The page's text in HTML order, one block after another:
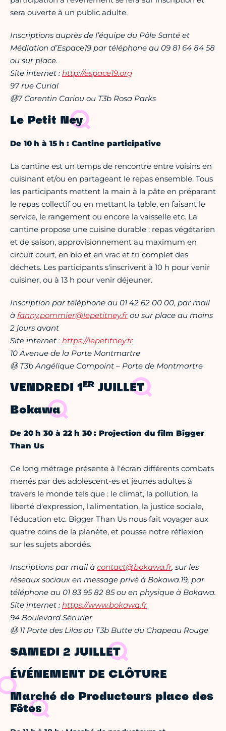
sera ouverte à un public adulte.
Inscriptions auprès de l’équipe du Pôle Santé et
Médiation d’Espace19 par téléphone au 09 81 64 84 58
ou sur place.
Site internet : http://espace19.org
97 rue Curial
Ⓜ7 Corentin Cariou ou T3b Rosa Parks
Le Petit Ney
De 10 h à 15 h : Cantine participative
La cantine est un temps de rencontre entre voisins en
cuisinant et/ou en partageant le repas ensemble. Tous
les participants mettent la main à la pâte en préparant
le repas collectif ou en mettant la table, en faisant le
service, le rangement ou encore la vaisselle etc. La
cantine propose une cuisine durable : repas végétarien
et de saison, approvisionnement au maximum en
circuit court, en bio et en vrac et tri complet des
déchets. Les participants s'inscrivent à 10 h pour venir
cuisiner, ou à 13 h pour venir déjeuner.
Inscription par téléphone au 01 42 62 00 00, par mail
à fanny.pommier@lepetitney.frou sur place au moins
2 jours avant
Site internet : https://lepetitney.fr
10 Avenue de la Porte Montmartre
Ⓜ T3b Angélique Compoint – Porte de Montmartre
VENDREDI 1 ER JUILLET
Bokawa
De 20 h 30 à 22 h 30 : Projection du film Bigger
Than Us
Ce long métrage présente à l'écran différents combats
menés par des adolescent-es et jeunes adultes à
travers le monde tels que : le climat, la pollution, la
liberté d'expression, l'alimentation, la justice sociale,
l'éducation etc. Bigger Than Us nous fait voyager aux
quatre coins de la planète, et pousse notre réflexion
sur les sujets abordés.
Inscriptions par mail à contact@bokawa.fr, sur les
réseaux sociaux en message privé à Bokawa.19, par
téléphone au 01 83 95 82 85 ou en physique à Bokawa.
Site internet : https://www.bokawa.fr
94 Boulevard Sérurier
Ⓜ 11 Porte des Lilas ou T3b Butte du Chapeau Rouge
SAMEDI 2 JUILLET
ÉVÉNEMENT DE CLÔTURE
Marché de Producteurs place des
Fêtes